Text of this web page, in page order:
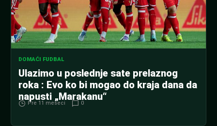
DOMAĆI FUDBAL
Ulazimo u poslednje sate prelaznog
roka : Evo ko bi mogao do kraja dana da
napusti „Marakanu“
Pre 11 meseci 0